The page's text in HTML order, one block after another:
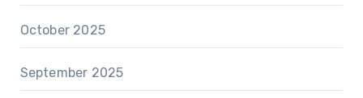
October 2025
September 2025